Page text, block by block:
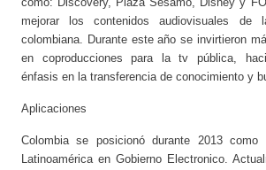
mejorar los contenidos audiovisuales de
colombiana. Durante este año se invirtieron
en coproducciones para la tv pública,
énfasis en la transferencia de conocimiento y
Aplicaciones
Colombia se posicionó durante 2013
Latinoamérica en Gobierno Electronico.